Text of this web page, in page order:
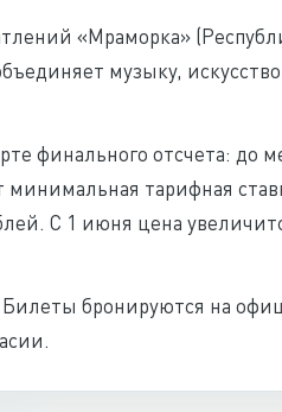
«Мраморка»
музыку,
финального отсчета: до
тарифная
С 1 июня цена
бронируются на